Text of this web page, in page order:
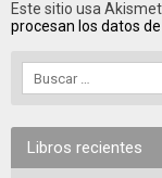
Este sitio usa
procesan los datos
Libros recientes